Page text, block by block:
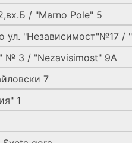
/ "Marno Pole" 5
ул. "Независимост"№17 /
№ 3 / "Nezavisimost" 9А
7
1